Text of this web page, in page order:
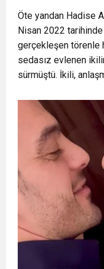
Öte yandan Hadise
Nisan 2022 tarihinde
gerçekleşen törenle
sedasız evlenen
sürmüştü. İkili,